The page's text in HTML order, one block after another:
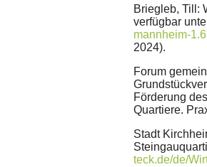
Briegleb, Till:
verfügbar
mannheim-
2024).
Forum
Förderung
Quartiere.
Stadt
teck.de/de/